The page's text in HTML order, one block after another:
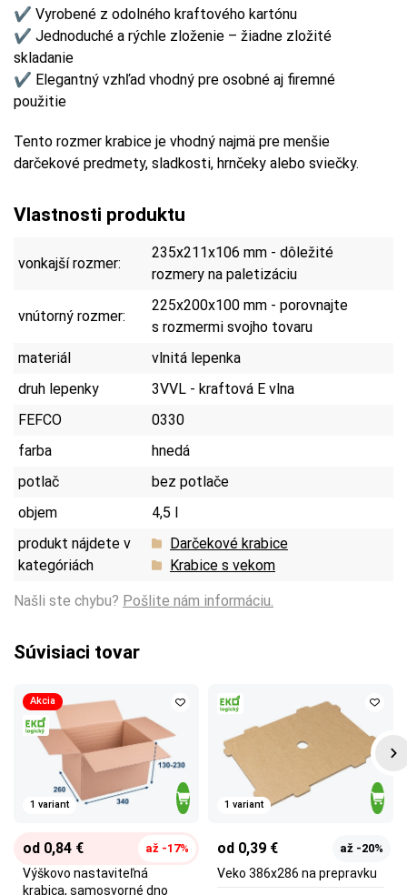
✔ Vyrobené z odolného kraftového kartónu
✔ Jednoduché a rýchle zloženie – žiadne zložité
skladanie
✔ Elegantný vzhľad vhodný pre osobné aj firemné
použitie
Tento rozmer krabice je vhodný najmä pre menšie
darčekové predmety, sladkosti, hrnčeky alebo sviečky.
Vlastnosti produktu
vonkajší rozmer:
235x211x106 mm - dôležité
rozmery na paletizáciu
vnútorný rozmer:
225x200x100 mm - porovnajte
s rozmermi svojho tovaru
materiál
vlnitá lepenka
druh lepenky
3VVL - kraftová E vlna
FEFCO
0330
farba
hnedá
potlač
bez potlače
objem
4,5 l
produkt nájdete v
kategóriách
Darčekové krabice
Krabice s vekom
Našli ste chybu? Pošlite nám informáciu.
Súvisiaci tovar
Akcia
1 variant
od 0,84 € až -17%
Výškovo nastaviteľná
krabica, samosvorné dno
1 variant
od 0,39 € až -20%
Veko 386x286 na prepravku